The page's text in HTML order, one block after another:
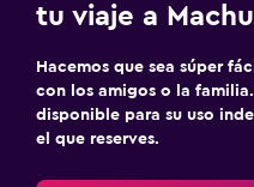
tu viaje a
Hacemos que sea súper
con los amigos o la
disponible para su uso
el que reserves.